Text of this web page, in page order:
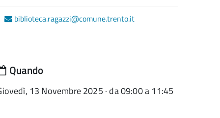
biblioteca.ragazzi@comune.trento.it
Quando
13 Novembre 2025 · da 09:00 a 11:45